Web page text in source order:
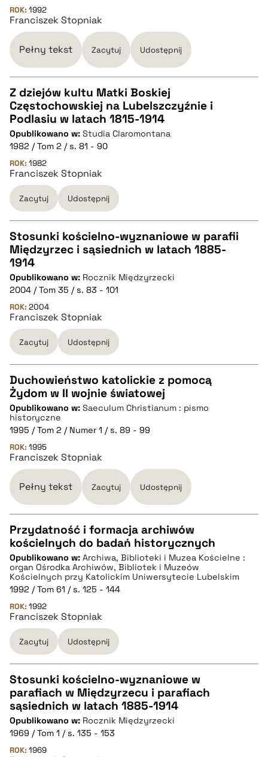
pobierz cytat
BIBTEX
pobierz cytat
ROK: 1992
Franciszek Stopniak
Pełny tekst Zacytuj Udostępnij
CZYSTY TEKST
pobierz cytat
BIBTEX
pobierz cytat
Z dziejów kultu Matki Boskiej
Częstochowskiej na Lubelszczyźnie i
Podlasiu w latach 1815-1914
Opublikowano w: Studia Claromontana
1982 / Tom 2 / s. 81 - 90
ROK: 1982
Franciszek Stopniak
Zacytuj Udostępnij
CZYSTY TEKST
pobierz cytat
BIBTEX
pobierz cytat
Stosunki kościelno-wyznaniowe w parafii
Międzyrzec i sąsiednich w latach 1885-
1914
Opublikowano w: Rocznik Międzyrzecki
2004 / Tom 35 / s. 83 - 101
ROK: 2004
Franciszek Stopniak
Zacytuj Udostępnij
CZYSTY TEKST
pobierz cytat
BIBTEX
pobierz cytat
Duchowieństwo katolickie z pomocą
Żydom w II wojnie światowej
Opublikowano w: Saeculum Christianum : pismo
historyczne
1995 / Tom 2 / Numer 1 / s. 89 - 99
ROK: 1995
Franciszek Stopniak
Pełny tekst Zacytuj Udostępnij
CZYSTY TEKST
pobierz cytat
BIBTEX
pobierz cytat
Przydatność i formacja archiwów
kościelnych do badań historycznych
Opublikowano w: Archiwa, Biblioteki i Muzea Kościelne :
organ Ośrodka Archiwów, Bibliotek i Muzeów
Kościelnych przy Katolickim Uniwersytecie Lubelskim
1992 / Tom 61 / s. 125 - 144
ROK: 1992
Franciszek Stopniak
Zacytuj Udostępnij
CZYSTY TEKST
pobierz cytat
Stosunki kościelno-wyznaniowe w
parafiach w Międzyrzecu i parafiach
sąsiednich w latach 1885-1914
Opublikowano w: Rocznik Międzyrzecki
1969 / Tom 1 / s. 135 - 153
ROK: 1969